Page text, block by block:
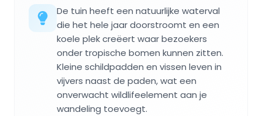
De tuin heeft een natuurlijke waterval
die het hele jaar doorstroomt en een
koele plek creëert waar bezoekers
onder tropische bomen kunnen zitten.
Kleine schildpadden en vissen leven in
vijvers naast de paden, wat een
onverwacht wildlifeelement aan je
wandeling toevoegt.